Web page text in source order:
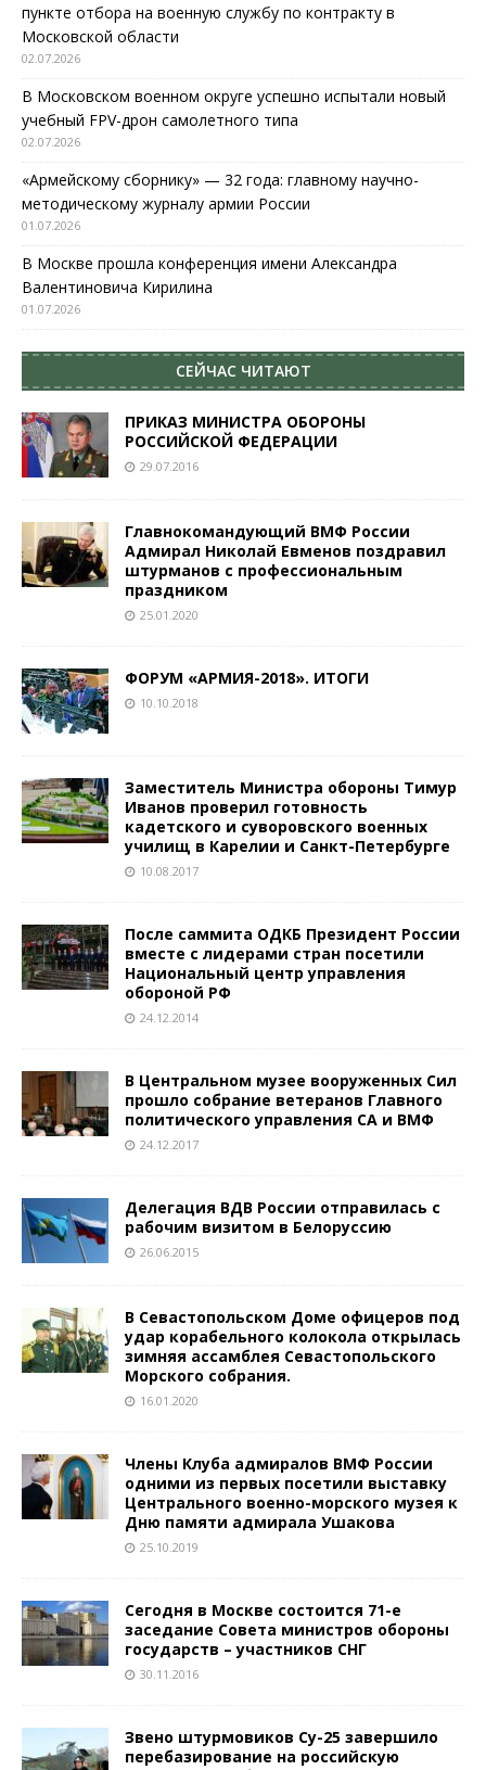
пункте отбора на военную службу по контракту в
Московской области
02.07.2026
В Московском военном округе успешно испытали новый
учебный FPV-дрон самолетного типа
02.07.2026
«Армейскому сборнику» — 32 года: главному научно-
методическому журналу армии России
01.07.2026
В Москве прошла конференция имени Александра
Валентиновича Кирилина
01.07.2026
СЕЙЧАС ЧИТАЮТ
ПРИКАЗ МИНИСТРА ОБОРОНЫ
РОССИЙСКОЙ ФЕДЕРАЦИИ
29.07.2016
Главнокомандующий ВМФ России
Адмирал Николай Евменов поздравил
штурманов с профессиональным
праздником
25.01.2020
ФОРУМ «АРМИЯ-2018». ИТОГИ
10.10.2018
Заместитель Министра обороны Тимур
Иванов проверил готовность
кадетского и суворовского военных
училищ в Карелии и Санкт-Петербурге
10.08.2017
После саммита ОДКБ Президент России
вместе с лидерами стран посетили
Национальный центр управления
обороной РФ
24.12.2014
В Центральном музее вооруженных Сил
прошло собрание ветеранов Главного
политического управления СА и ВМФ
24.12.2017
Делегация ВДВ России отправилась с
рабочим визитом в Белоруссию
26.06.2015
В Севастопольском Доме офицеров под
удар корабельного колокола открылась
зимняя ассамблея Севастопольского
Морского собрания.
16.01.2020
Члены Клуба адмиралов ВМФ России
одними из первых посетили выставку
Центрального военно-морского музея к
Дню памяти адмирала Ушакова
25.10.2019
Сегодня в Москве состоится 71-е
заседание Совета министров обороны
государств – участников СНГ
30.11.2016
Звено штурмовиков Су-25 завершило
перебазирование на российскую